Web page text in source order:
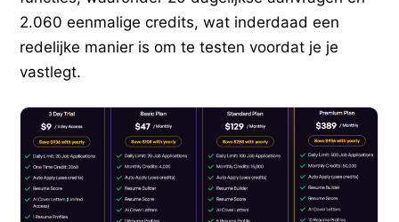
2.060 eenmalige credits, wat inderdaad een
redelijke manier is om te testen voordat je je
vastlegt.